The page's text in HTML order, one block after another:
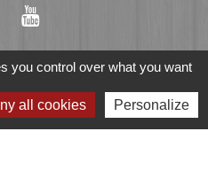
you control over what you want
all cookies Personalize